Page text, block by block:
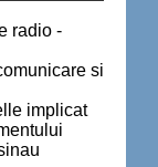
radio -
si
implicat